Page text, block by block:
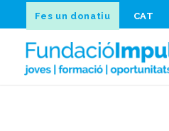
Fes un donatiu CAT